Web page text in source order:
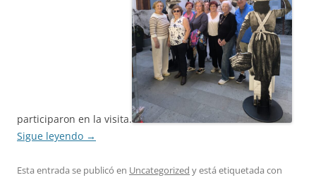
participaron en la visita.
Sigue leyendo →
Esta entrada se publicó en Uncategorized y está etiquetada con